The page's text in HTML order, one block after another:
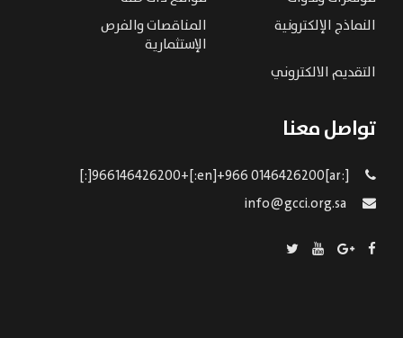
النماذج الإلكترونية
المناقصات والفرص
الإستثمارية
التقديم الالكتروني
تواصل معنا
[:ar]966146426200+[:en]+966 0146426200[:]